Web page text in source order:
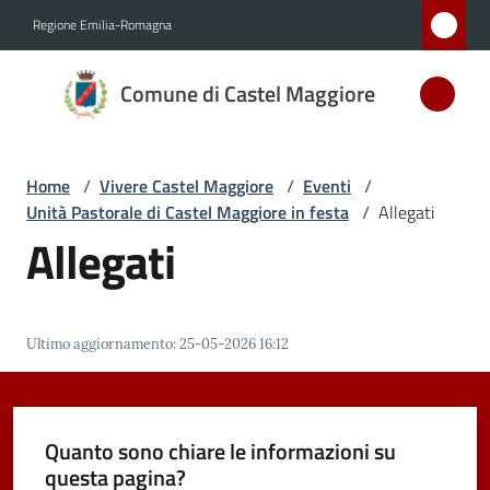
Regione Emilia-Romagna
Comune di Castel Maggiore
Comune
di Castel
D'ARGENTO
AL MERITO
Amministrazione
Novità
Servizi
Home / Vivere Castel Maggiore / Eventi /
Unità Pastorale di Castel Maggiore in festa / Allegati
Allegati
Ultimo aggiornamento:25-05-2026 16:12
Quanto sono chiare le informazioni su
questa pagina?